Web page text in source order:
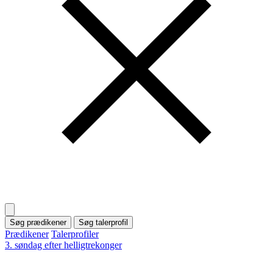
Søg prædikener Søg talerprofil
Prædikener Talerprofiler
3. søndag efter helligtrekonger